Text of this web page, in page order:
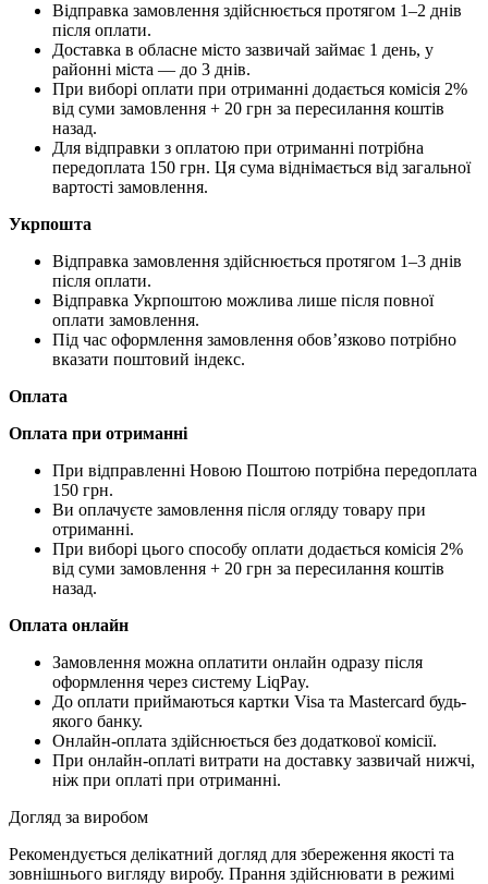
Відправка замовлення здійснюється протягом 1–2 днів
після оплати.
Доставка в обласне місто зазвичай займає 1 день, у
районні міста — до 3 днів.
При виборі оплати при отриманні додається комісія 2%
від суми замовлення + 20 грн за пересилання коштів
назад.
Для відправки з оплатою при отриманні потрібна
передоплата 150 грн. Ця сума віднімається від загальної
вартості замовлення.
Укрпошта
Відправка замовлення здійснюється протягом 1–3 днів
після оплати.
Відправка Укрпоштою можлива лише після повної
оплати замовлення.
Під час оформлення замовлення обов’язково потрібно
вказати поштовий індекс.
Оплата
Оплата при отриманні
При відправленні Новою Поштою потрібна передоплата
150 грн.
Ви оплачуєте замовлення після огляду товару при
отриманні.
При виборі цього способу оплати додається комісія 2%
від суми замовлення + 20 грн за пересилання коштів
назад.
Оплата онлайн
Замовлення можна оплатити онлайн одразу після
оформлення через систему LiqPay.
До оплати приймаються картки Visa та Mastercard будь-
якого банку.
Онлайн-оплата здійснюється без додаткової комісії.
При онлайн-оплаті витрати на доставку зазвичай нижчі,
ніж при оплаті при отриманні.
Догляд за виробом
Рекомендується делікатний догляд для збереження якості та
зовнішнього вигляду виробу. Прання здійснювати в режимі